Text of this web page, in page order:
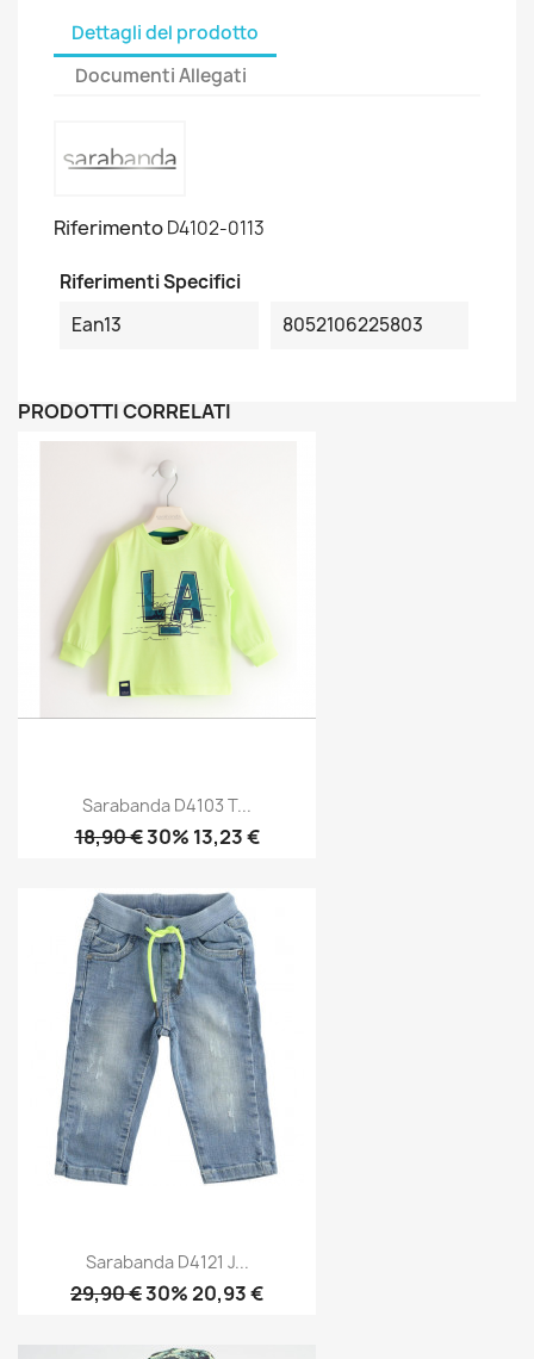
Dettagli del prodotto
Documenti Allegati
RiferimentoD4102-0113
Riferimenti Specifici
Ean13
8052106225803
PRODOTTI CORRELATI
Sarabanda D4103 T...
18,90 €30% 13,23 €
Sarabanda D4121 J...
29,90 €30% 20,93 €